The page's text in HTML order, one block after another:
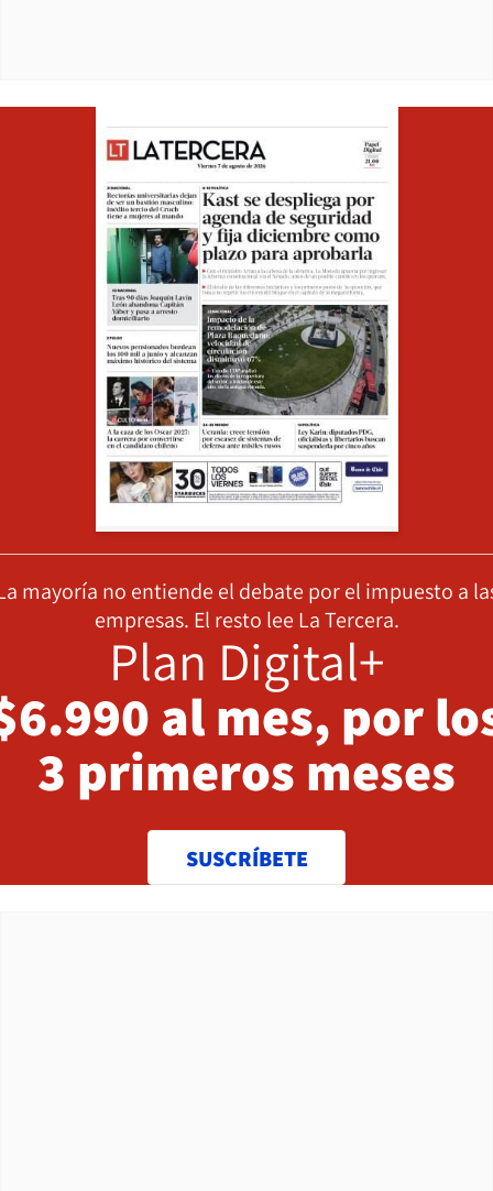
mayoría no entiende el debate por el impuesto a
empresas. El resto lee La Tercera.
Plan Digital+
al mes, por
3 primeros meses
SUSCRÍBETE